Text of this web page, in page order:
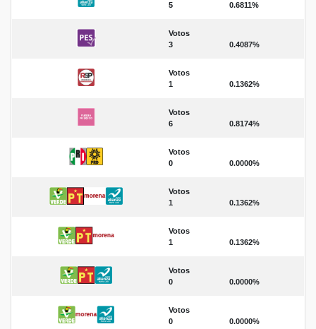
5
0.6811%
Votos
3
0.4087%
Votos
1
0.1362%
Votos
6
0.8174%
Votos
0
0.0000%
Votos
1
0.1362%
Votos
1
0.1362%
Votos
0
0.0000%
Votos
0
0.0000%